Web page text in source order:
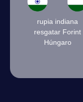
rupia indiana
resgatar Forint
Húngaro